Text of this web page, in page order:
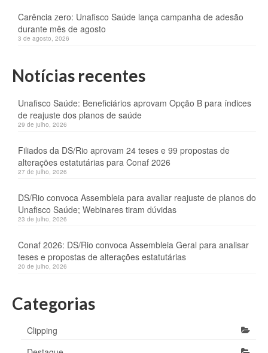
Carência zero: Unafisco Saúde lança campanha de adesão
durante mês de agosto
3 de agosto, 2026
Notícias recentes
Unafisco Saúde: Beneficiários aprovam Opção B para índices
de reajuste dos planos de saúde
29 de julho, 2026
Filiados da DS/Rio aprovam 24 teses e 99 propostas de
alterações estatutárias para Conaf 2026
27 de julho, 2026
DS/Rio convoca Assembleia para avaliar reajuste de planos do
Unafisco Saúde; Webinares tiram dúvidas
23 de julho, 2026
Conaf 2026: DS/Rio convoca Assembleia Geral para analisar
teses e propostas de alterações estatutárias
20 de julho, 2026
Categorias
Clipping